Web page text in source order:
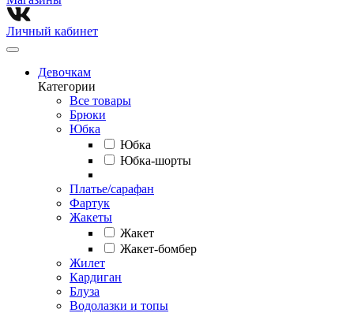
Личный кабинет
Девочкам
Категории
Все товары
Брюки
Юбка
Юбка
Юбка-шорты
Платье/сарафан
Фартук
Жакеты
Жакет
Жакет-бомбер
Жилет
Кардиган
Блуза
Водолазки и топы